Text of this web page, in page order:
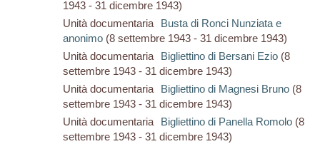
1943 - 31 dicembre 1943)
Unità documentaria
Busta di Ronci Nunziata e
anonimo(8 settembre 1943 - 31 dicembre 1943)
Unità documentaria
Bigliettino di Bersani Ezio(8
settembre 1943 - 31 dicembre 1943)
Unità documentaria
Bigliettino di Magnesi Bruno(8
settembre 1943 - 31 dicembre 1943)
Unità documentaria
Bigliettino di Panella Romolo(8
settembre 1943 - 31 dicembre 1943)